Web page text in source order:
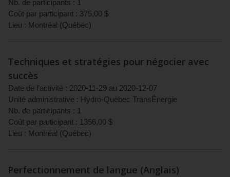
Nb. de participants : 1
Coût par participant : 375,00 $
Lieu : Montréal (Québec)
Techniques et stratégies pour négocier avec
succès
Date de l'activité : 2020-11-29 au 2020-12-07
Unité administrative : Hydro-Québec TransÉnergie
Nb. de participants : 1
Coût par participant : 1356,00 $
Lieu : Montréal (Québec)
Perfectionnement de langue (Anglais)